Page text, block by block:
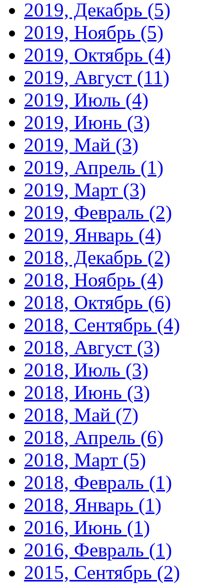
2019, Декабрь (5)
2019, Ноябрь (5)
2019, Октябрь (4)
2019, Август (11)
2019, Июль (4)
2019, Июнь (3)
2019, Май (3)
2019, Апрель (1)
2019, Март (3)
2019, Февраль (2)
2019, Январь (4)
2018, Декабрь (2)
2018, Ноябрь (4)
2018, Октябрь (6)
2018, Сентябрь (4)
2018, Август (3)
2018, Июль (3)
2018, Июнь (3)
2018, Май (7)
2018, Апрель (6)
2018, Март (5)
2018, Февраль (1)
2018, Январь (1)
2016, Июнь (1)
2016, Февраль (1)
2015, Сентябрь (2)